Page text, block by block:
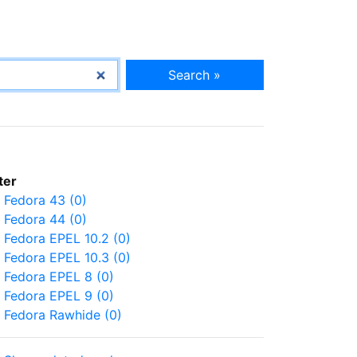
Search »
Fedora 43 (0)
Fedora 44 (0)
Fedora EPEL 10.2 (0)
Fedora EPEL 10.3 (0)
Fedora EPEL 8 (0)
Fedora EPEL 9 (0)
Fedora Rawhide (0)